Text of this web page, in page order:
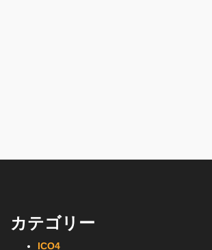
カテゴリー
ICO4